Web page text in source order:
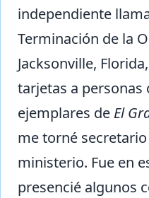
independiente
Terminación de la
Jacksonville,
tarjetas a personas
ejemplares de El
me torné
ministerio. Fue en
presencié algunos